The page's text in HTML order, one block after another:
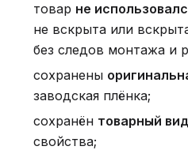
товар не
не вскрыта или
без следов монтажа и
сохранены
заводская плёнка;
сохранён товарный вид
свойства;